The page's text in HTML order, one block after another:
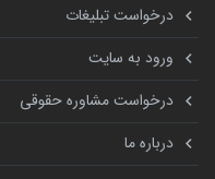
درخواست تبلیغات
ورود به سایت
درخواست مشاوره حقوقی
درباره ما